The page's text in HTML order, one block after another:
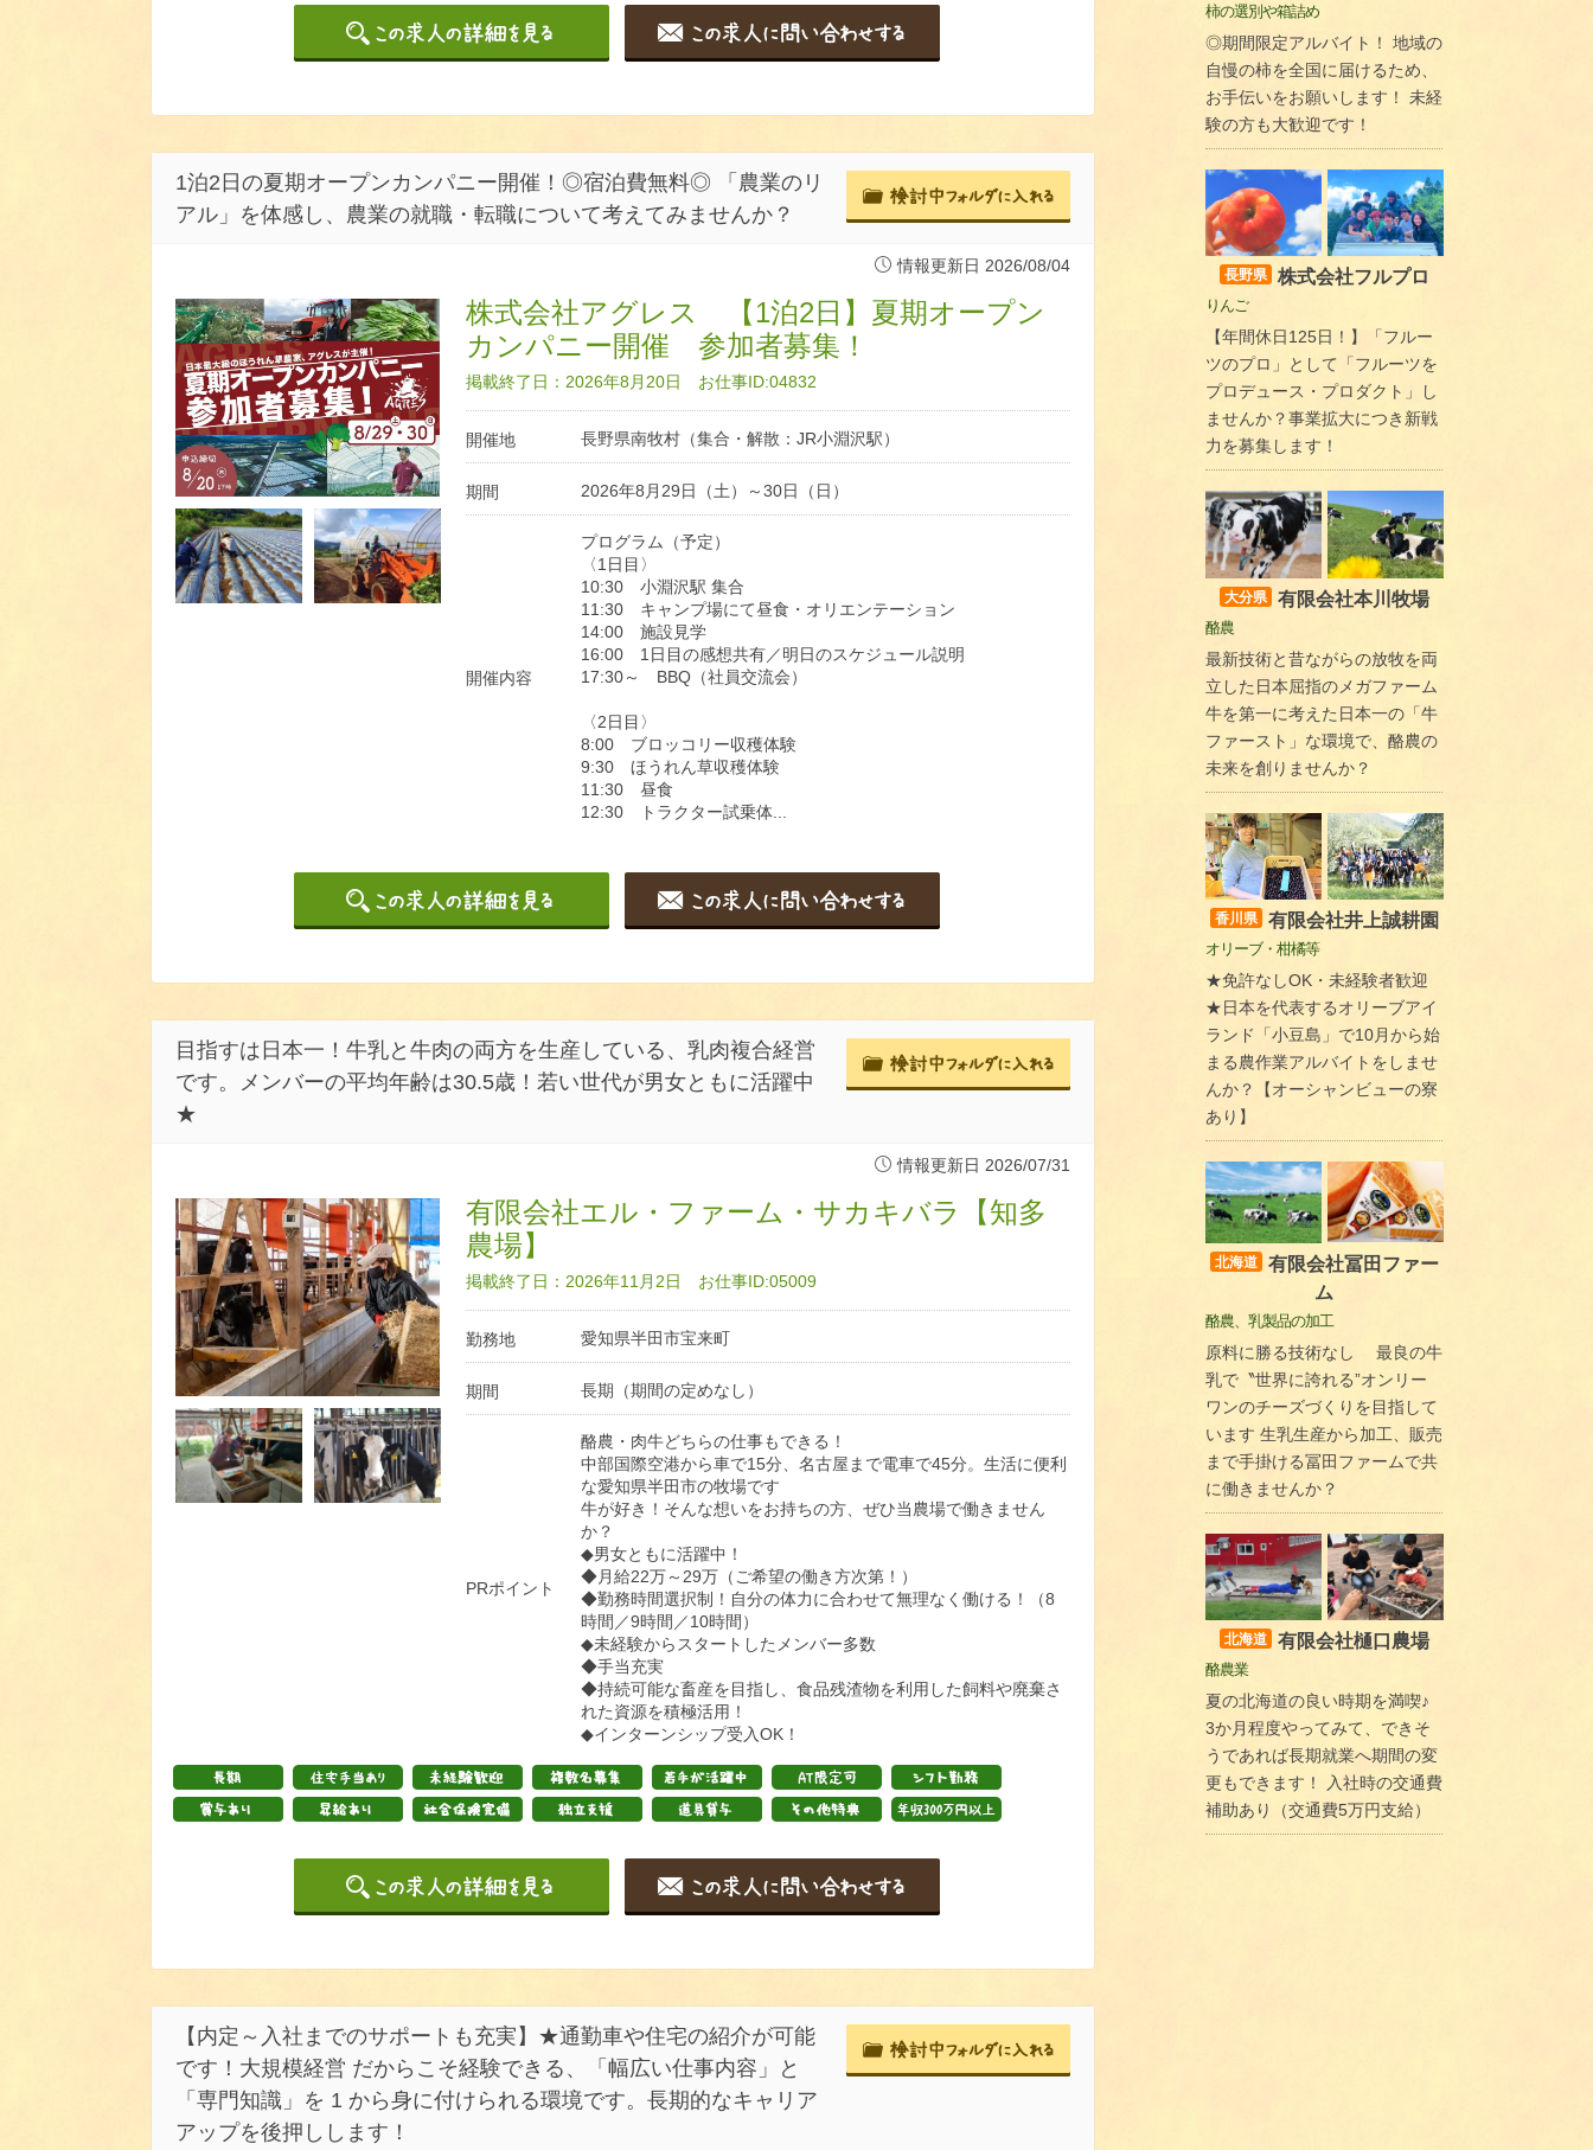
1泊2日の夏期オープンカンパニー開催！◎宿泊費無料◎ 「農業のリ
アル」を体感し、農業の就職・転職について考えてみませんか？
情報更新日 2026/08/04
株式会社アグレス 【1泊2日】夏期オープン
カンパニー開催 参加者募集！
掲載終了日：2026年8月20日 お仕事ID:04832
開催地 長野県南牧村（集合・解散：JR小淵沢駅）
期間 2026年8月29日（土）～30日（日）
開催内容
プログラム（予定）
〈1日目〉
10:30 小淵沢駅 集合
11:30 キャンプ場にて昼食・オリエンテーション
14:00 施設見学
16:00 1日目の感想共有／明日のスケジュール説明
17:30～ BBQ（社員交流会）
〈2日目〉
8:00 ブロッコリー収穫体験
9:30 ほうれん草収穫体験
11:30 昼食
12:30 トラクター試乗体...
目指すは日本一！牛乳と牛肉の両方を生産している、乳肉複合経営
です。メンバーの平均年齢は30.5歳！若い世代が男女ともに活躍中
★
情報更新日 2026/07/31
有限会社エル・ファーム・サカキバラ【知多
農場】
掲載終了日：2026年11月2日 お仕事ID:05009
勤務地 愛知県半田市宝来町
期間 長期（期間の定めなし）
PRポイント
酪農・肉牛どちらの仕事もできる！
中部国際空港から車で15分、名古屋まで電車で45分。生活に便利
な愛知県半田市の牧場です
牛が好き！そんな想いをお持ちの方、ぜひ当農場で働きません
か？
◆男女ともに活躍中！
◆月給22万～29万（ご希望の働き方次第！）
◆勤務時間選択制！自分の体力に合わせて無理なく働ける！（8
時間／9時間／10時間）
◆未経験からスタートしたメンバー多数
◆手当充実
◆持続可能な畜産を目指し、食品残渣物を利用した飼料や廃棄さ
れた資源を積極活用！
◆インターンシップ受入OK！
【内定～入社までのサポートも充実】★通勤車や住宅の紹介が可能
です！大規模経営 だからこそ経験できる、「幅広い仕事内容」と
「専門知識」を 1 から身に付けられる環境です。長期的なキャリア
アップを後押しします！
柿の選別や箱詰め
◎期間限定アルバイト！ 地域の
自慢の柿を全国に届けるため、
お手伝いをお願いします！ 未経
験の方も大歓迎です！
長野県 株式会社フルプロ
りんご
【年間休日125日！】「フルー
ツのプロ」として「フルーツを
プロデュース・プロダクト」し
ませんか？事業拡大につき新戦
力を募集します！
大分県 有限会社本川牧場
酪農
最新技術と昔ながらの放牧を両
立した日本屈指のメガファーム
牛を第一に考えた日本一の「牛
ファースト」な環境で、酪農の
未来を創りませんか？
香川県 有限会社井上誠耕園
オリーブ・柑橘等
★免許なしOK・未経験者歓迎
★日本を代表するオリーブアイ
ランド「小豆島」で10月から始
まる農作業アルバイトをしませ
んか？【オーシャンビューの寮
あり】
北海道
有限会社冨田ファー
ム
酪農、乳製品の加工
原料に勝る技術なし 最良の牛
乳で〝世界に誇れる”オンリー
ワンのチーズづくりを目指して
います 生乳生産から加工、販売
まで手掛ける冨田ファームで共
に働きませんか？
北海道 有限会社樋口農場
酪農業
夏の北海道の良い時期を満喫♪
3か月程度やってみて、できそ
うであれば長期就業へ期間の変
更もできます！ 入社時の交通費
補助あり（交通費5万円支給）